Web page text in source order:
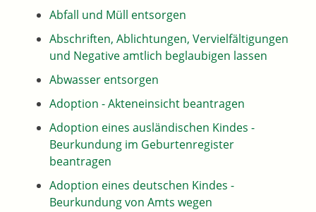
Abfall und Müll entsorgen
Abschriften, Ablichtungen, Vervielfältigungen
und Negative amtlich beglaubigen lassen
Abwasser entsorgen
Adoption - Akteneinsicht beantragen
Adoption eines ausländischen Kindes -
Beurkundung im Geburtenregister
beantragen
Adoption eines deutschen Kindes -
Beurkundung von Amts wegen